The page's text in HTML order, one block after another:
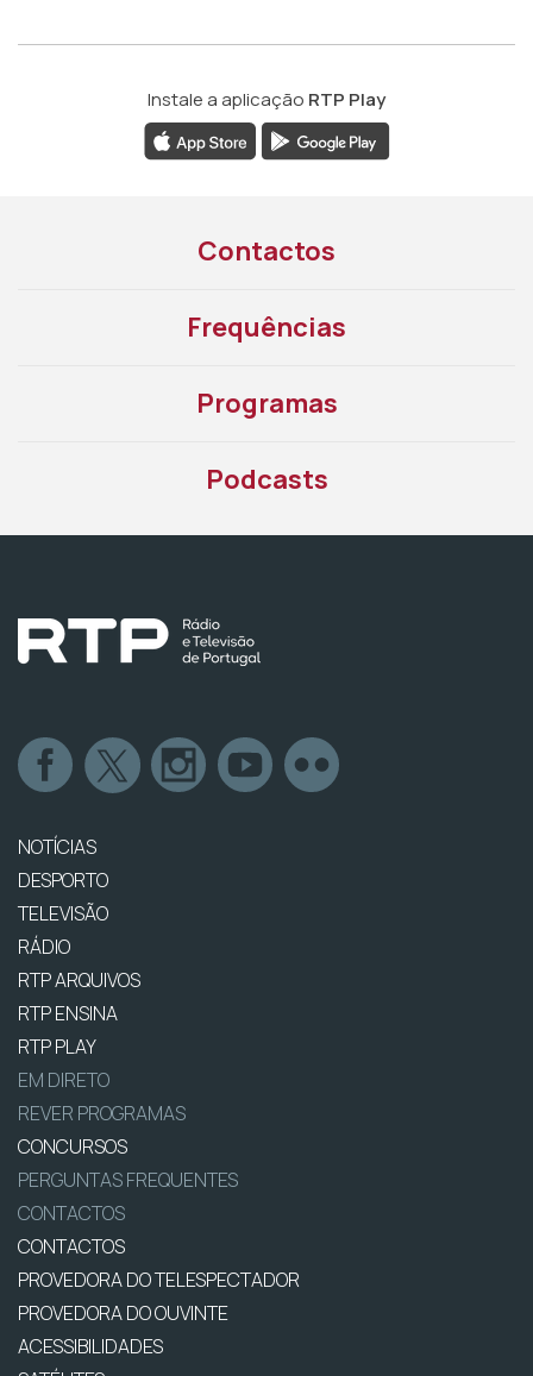
Instale a aplicação RTP Play
Contactos
Frequências
Programas
Podcasts
NOTÍCIAS
DESPORTO
TELEVISÃO
RÁDIO
RTP ARQUIVOS
RTP ENSINA
RTP PLAY
EM DIRETO
REVER PROGRAMAS
CONCURSOS
PERGUNTAS FREQUENTES
CONTACTOS
CONTACTOS
PROVEDORA DO TELESPECTADOR
PROVEDORA DO OUVINTE
ACESSIBILIDADES